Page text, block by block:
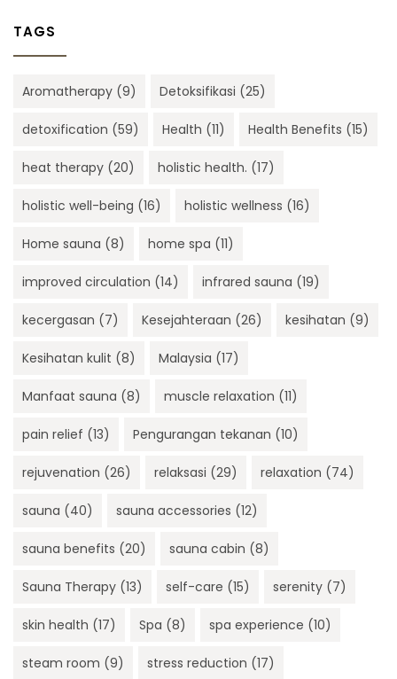
TAGS
Aromatherapy (9) Detoksifikasi (25)
detoxification (59) Health (11) Health Benefits (15)
heat therapy (20) holistic health. (17)
holistic well-being (16) holistic wellness (16)
Home sauna (8) home spa (11)
improved circulation (14) infrared sauna (19)
kecergasan (7) Kesejahteraan (26) kesihatan (9)
Kesihatan kulit (8) Malaysia (17)
Manfaat sauna (8) muscle relaxation (11)
pain relief (13) Pengurangan tekanan (10)
rejuvenation (26) relaksasi (29) relaxation (74)
sauna (40) sauna accessories (12)
sauna benefits (20) sauna cabin (8)
Sauna Therapy (13) self-care (15) serenity (7)
skin health (17) Spa (8) spa experience (10)
steam room (9) stress reduction (17)